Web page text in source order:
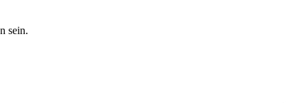
sein.